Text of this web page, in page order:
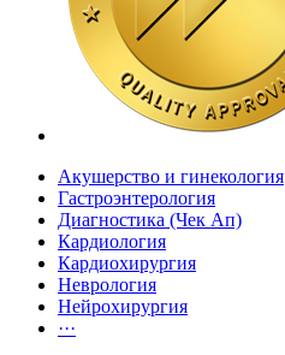
Акушерство и гинекология
Гастроэнтерология
Диагностика (Чек Ап)
Кардиология
Кардиохирургия
Неврология
Нейрохирургия
···